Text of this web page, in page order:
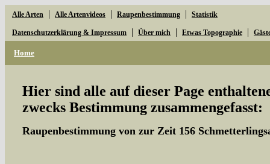
Alle Arten | Alle Artenvideos | Raupenbestimmung | Statistik
Datenschutzerklärung & Impressum | Über mich | Etwas Topographie |
Home
Hier sind alle auf dieser Page
zwecks Bestimmung zusammengefasst:
Raupenbestimmung von zur Zeit 156